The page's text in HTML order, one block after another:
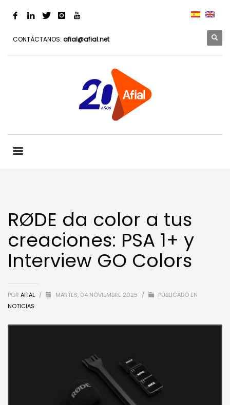
CONTÁCTANOS: afial@afial.net
RØDE da color a tus
creaciones: PSA 1+ y
Interview GO Colors
POR AFIAL / MARTES, 04 NOVIEMBRE 2025 /
PUBLICADO EN
NOTICIAS